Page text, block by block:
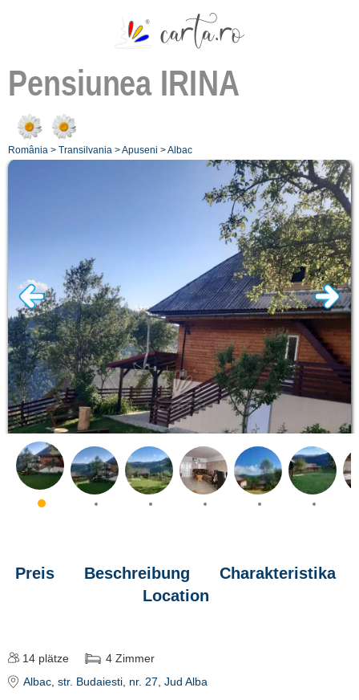
Pensiunea IRINA
România > Transilvania >Apuseni >Albac
Preis Beschreibung
Charakteristika
Location
14 plätze 4 Zimmer
Albac , str. Budaiesti, nr. 27 , Jud Alba